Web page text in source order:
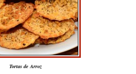
Tortas de Arroz